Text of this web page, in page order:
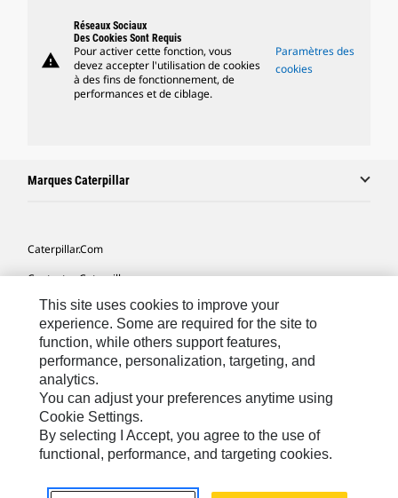
warning
Réseaux Sociaux
Des Cookies Sont Requis
Pour activer cette fonction, vous
devez accepter l'utilisation de cookies
à des fins de fonctionnement, de
performances et de ciblage.
Paramètres des
cookies
Marques Caterpillar
Caterpillar.com
Contacter Caterpillar
Mes Préférences Marketing
Plan Du Site
Cookie Settings
Légales
Confidentialité
This site uses cookies to improve your
experience. Some are required for the site to
function, while others support features,
performance, personalization, targeting, and
analytics.
You can adjust your preferences anytime using
Cookie Settings.
By selecting I Accept, you agree to the use of
functional, performance, and targeting cookies.